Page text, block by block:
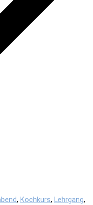
, Kochkurs, Lehrgang,